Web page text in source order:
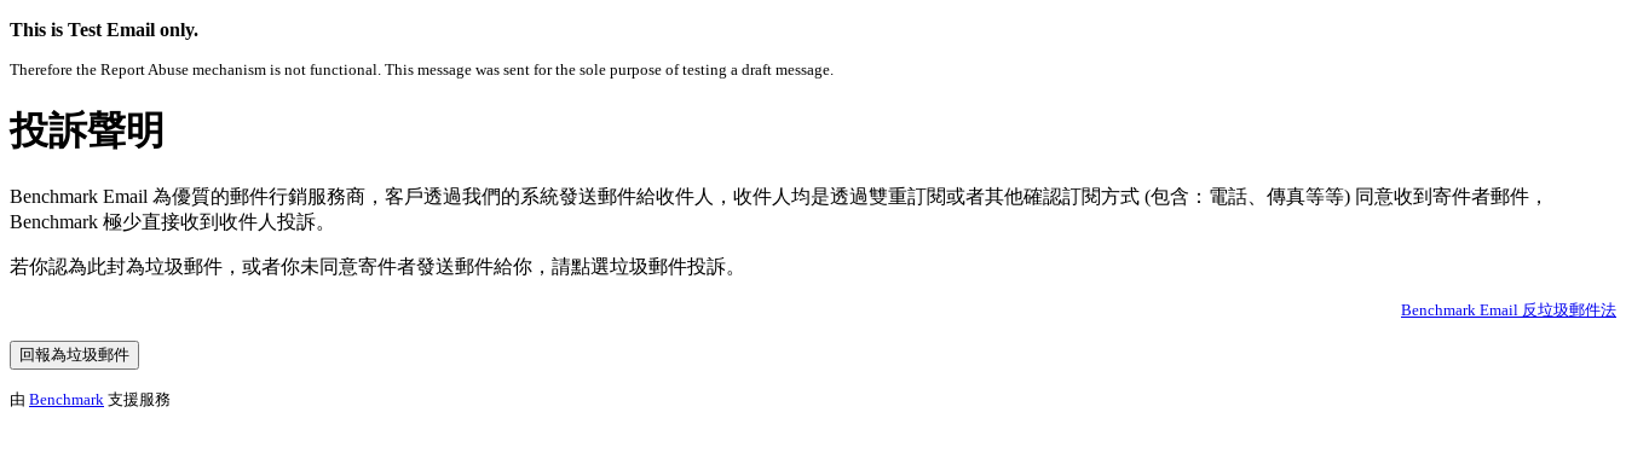
This is Test Email only.
Therefore the Report Abuse mechanism is not functional. This message was sent for the sole purpose of testing a draft message.
投訴聲明
Benchmark Email 為優質的郵件行銷服務商，客戶透過我們的系統發送郵件給收件人，收件人均是透過雙重訂閱或者其他確認訂閱方式 (包含：電話、傳真等等) 同意收到寄件者郵件，
Benchmark 極少直接收到收件人投訴。
若你認為此封為垃圾郵件，或者你未同意寄件者發送郵件給你，請點選垃圾郵件投訴。
Benchmark Email 反垃圾郵件法
由 Benchmark 支援服務